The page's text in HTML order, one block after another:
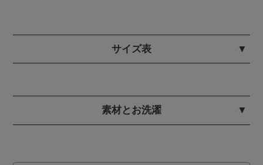
サイズ表
素材とお洗濯